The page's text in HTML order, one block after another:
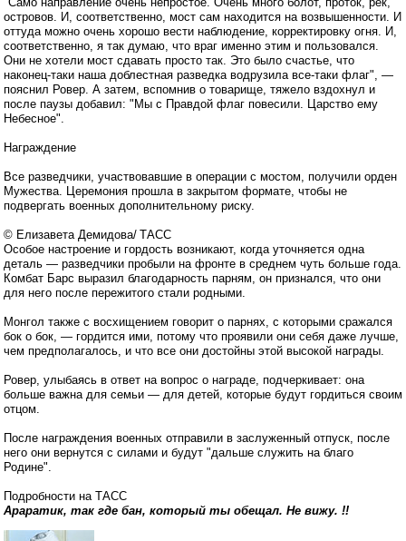
островов. И, соответственно, мост сам находится на возвышенности. И
оттуда можно очень хорошо вести наблюдение, корректировку огня. И,
соответственно, я так думаю, что враг именно этим и пользовался.
Они не хотели мост сдавать просто так. Это было счастье, что
наконец-таки наша доблестная разведка водрузила все-таки флаг", —
пояснил Ровер. А затем, вспомнив о товарище, тяжело вздохнул и
после паузы добавил: "Мы с Правдой флаг повесили. Царство ему
Небесное".
Награждение
Все разведчики, участвовавшие в операции с мостом, получили орден
Мужества. Церемония прошла в закрытом формате, чтобы не
подвергать военных дополнительному риску.
© Елизавета Демидова/ ТАСС
Особое настроение и гордость возникают, когда уточняется одна
деталь — разведчики пробыли на фронте в среднем чуть больше года.
Комбат Барс выразил благодарность парням, он признался, что они
для него после пережитого стали родными.
Монгол также с восхищением говорит о парнях, с которыми сражался
бок о бок, — гордится ими, потому что проявили они себя даже лучше,
чем предполагалось, и что все они достойны этой высокой награды.
Ровер, улыбаясь в ответ на вопрос о награде, подчеркивает: она
больше важна для семьи — для детей, которые будут гордиться своим
отцом.
После награждения военных отправили в заслуженный отпуск, после
него они вернутся с силами и будут "дальше служить на благо
Родине".
Подробности на ТАСС
Араратик, так где бан, который ты обещал. Не вижу. !!